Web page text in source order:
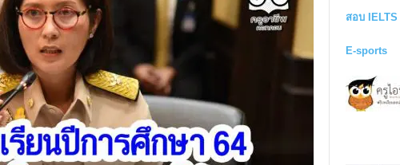
สอบ IELTS
E-sports